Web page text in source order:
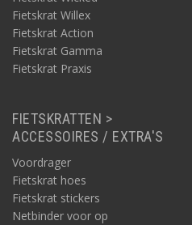
Fietskrat Willex
Fietskrat Action
Fietskrat Gamma
Fietskrat Praxis
FIETSKRATTEN >
ACCESSOIRES / EXTRA'S
Voordrager
Fietskrat hoes
Fietskrat stickers
Netbinder voor op